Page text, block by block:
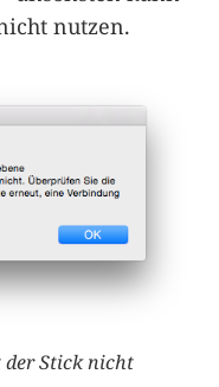
nutzen.
Stick nicht